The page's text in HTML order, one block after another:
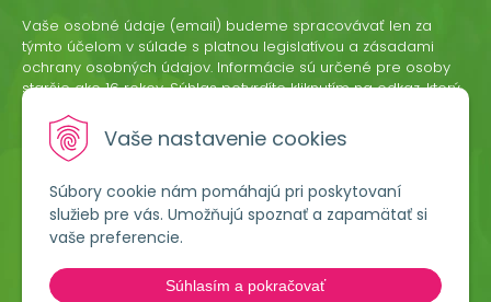
Vaše nastavenie cookies
Súbory cookie nám pomáhajú pri poskytovaní
služieb pre vás. Umožňujú spoznať a zapamätať si
vaše preferencie.
Súhlasím a pokračovať
Lumigreen, s.r.o.
ODOBERAŤ
Vaše osobné údaje (email) budeme spracovávať len za
týmto účelom v súlade s platnou legislatívou a zásadami
ochrany osobných údajov. Informácie sú určené pre osoby
staršie ako 16 rokov. Súhlas potvrdíte kliknutím na odkaz, ktorý
odvolať písomne, emailom alebo kliknutím na odkaz z
ktoréhokoľvek informačného emailu.